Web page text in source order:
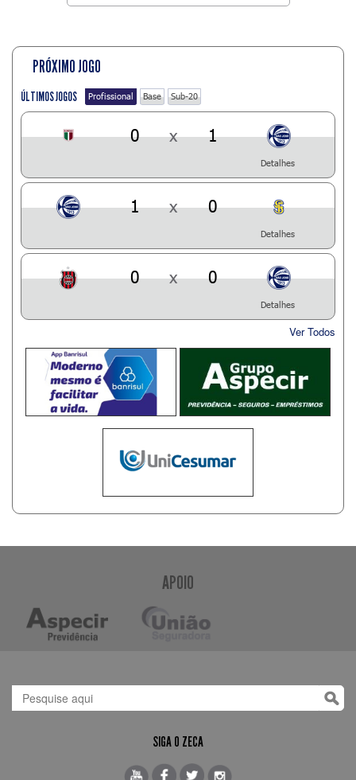
PRÓXIMO JOGO
ÚLTIMOS JOGOS Profissional Base Sub-20
0 x 1
Detalhes
1 x 0
Detalhes
0 x 0
Detalhes
Ver Todos
APOIO
SIGA O ZECA